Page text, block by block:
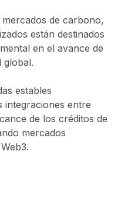
de carbono,
están destinados
en el avance de
global.
estables
integraciones entre
de los créditos de
mercados